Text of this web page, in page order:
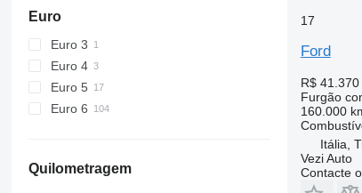
Euro
Euro 3
Euro 4
Euro 5
Euro 6
Quilometragem
17
Ford
R$ 41.370
Furgão
160.000
Itália,
Vezi Auto
Contacte